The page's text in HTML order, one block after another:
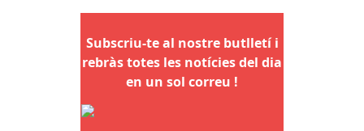
Subscriu-te al nostre butlletí i
rebràs totes les notícies del dia
en un sol correu !